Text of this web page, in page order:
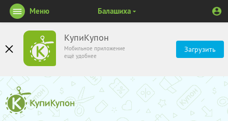
КупиКупон
Мобильное приложение
ещё удобнее
Загрузить
Меню Балашиха